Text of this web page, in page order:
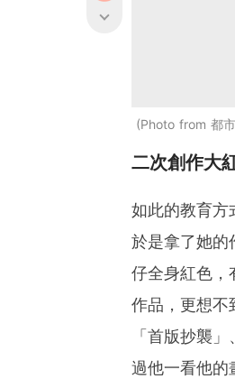
Photo from 都
二次創作大
如此的教育方
於是拿了她的
仔全身紅色，
作品，更想不
「首版抄襲
過他一看他的